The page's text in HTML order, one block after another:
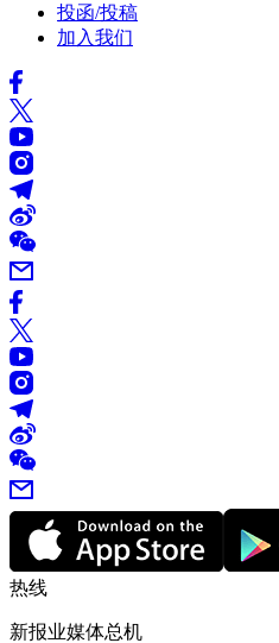
投函/投稿
加入我们
热线
新报业媒体总机